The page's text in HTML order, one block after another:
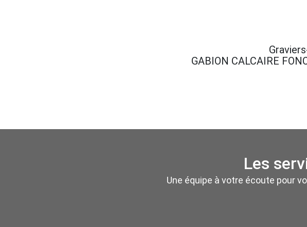
GABION CALCAIRE
Les
Une équipe à votre écoute pour